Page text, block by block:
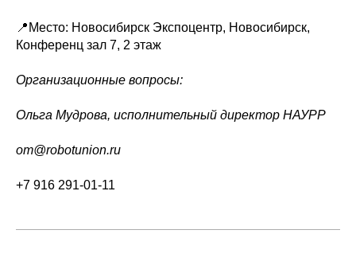
📍Место: Новосибирск Экспоцентр, Новосибирск,
Конференц зал 7, 2 этаж
Организационные вопросы:
Ольга Мудрова, исполнительный директор НАУРР
om@robotunion.ru
+7 916 291-01-11